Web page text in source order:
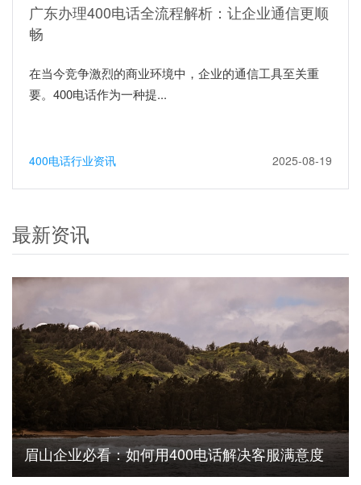
广东办理400电话全流程解析：让企业通信更顺
畅
在当今竞争激烈的商业环境中，企业的通信工具至关重
要。400电话作为一种提...
400电话行业资讯 2025-08-19
最新资讯
眉山企业必看：如何用400电话解决客服满意度